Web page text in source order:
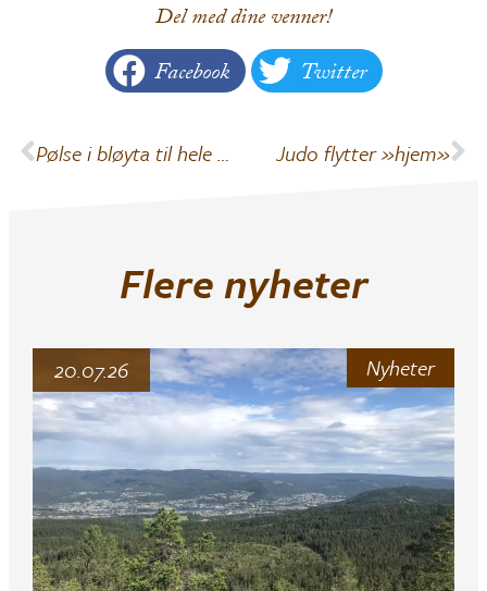
Del med dine venner!
Facebook Twitter
Pølse i bløyta til hele Norge Judo flytter »hjem»
Flere nyheter
Nyheter
20.07.26